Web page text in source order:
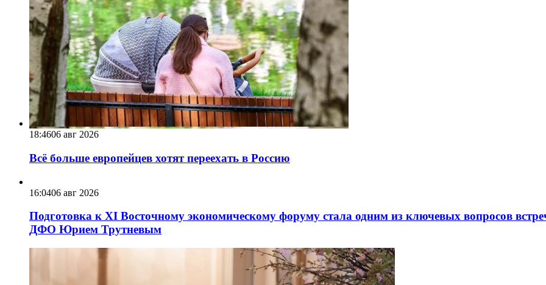
18:4606 авг 2026
Всё больше европейцев хотят переехать в Россию
16:0406 авг 2026
Подготовка к XI Восточному экономическому форуму стала одним из ключевых вопросов
ДФО Юрием Трутневым